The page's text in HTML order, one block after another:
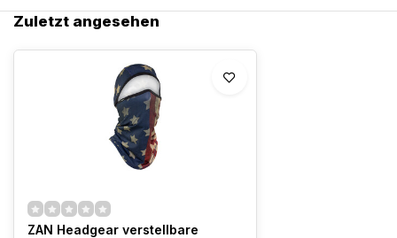
Zuletzt angesehen
ZAN Headgear verstellbare